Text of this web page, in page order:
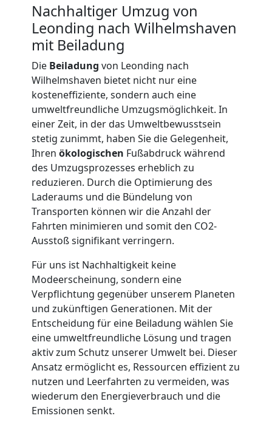
Nachhaltiger Umzug von
Leonding nach Wilhelmshaven
mit Beiladung
Die Beiladung von Leonding nach
Wilhelmshaven bietet nicht nur eine
kosteneffiziente, sondern auch eine
umweltfreundliche Umzugsmöglichkeit. In
einer Zeit, in der das Umweltbewusstsein
stetig zunimmt, haben Sie die Gelegenheit,
Ihren ökologischen Fußabdruck während
des Umzugsprozesses erheblich zu
reduzieren. Durch die Optimierung des
Laderaums und die Bündelung von
Transporten können wir die Anzahl der
Fahrten minimieren und somit den CO2-
Ausstoß signifikant verringern.
Für uns ist Nachhaltigkeit keine
Modeerscheinung, sondern eine
Verpflichtung gegenüber unserem Planeten
und zukünftigen Generationen. Mit der
Entscheidung für eine Beiladung wählen Sie
eine umweltfreundliche Lösung und tragen
aktiv zum Schutz unserer Umwelt bei. Dieser
Ansatz ermöglicht es, Ressourcen effizient zu
nutzen und Leerfahrten zu vermeiden, was
wiederum den Energieverbrauch und die
Emissionen senkt.
LKW
Möbellift
Leonding
Übersiedlung
Leonding
Klaviertransport
Leonding
Privatumzug
Leonding
Tresortransport